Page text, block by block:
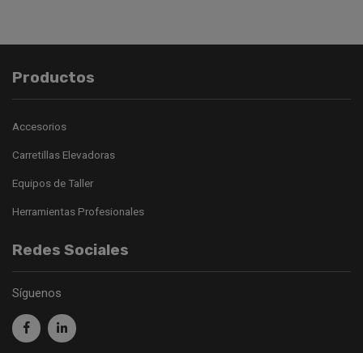
Productos
Accesorios
Carretillas Elevadoras
Equipos de Taller
Herramientas Profesionales
Redes Sociales
Síguenos